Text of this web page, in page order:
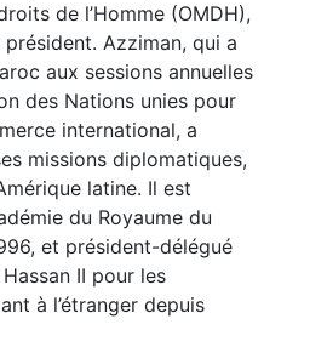
de l’Homme (OMDH),
Azziman, qui a
aux sessions annuelles
des Nations unies pour
international, a
missions diplomatiques,
latine. Il est
du Royaume du
et président-délégué
II pour les
à l’étranger depuis